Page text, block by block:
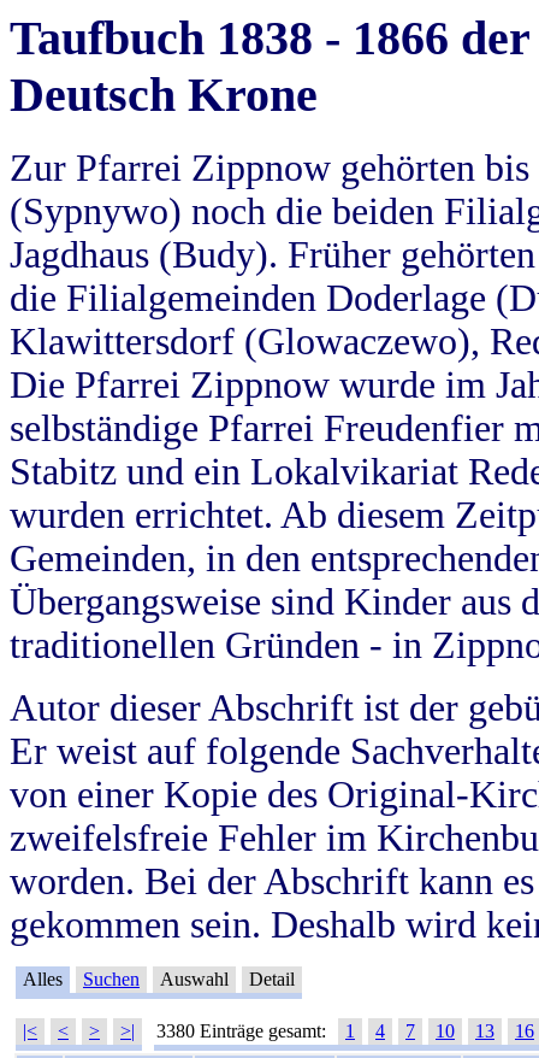
Taufbuch 1838 - 1866
Deutsch Krone
Zur Pfarrei Zippnow gehörten
(Sypnywo) noch die beiden
Jagdhaus (Budy). Früher
die Filialgemeinden Doderlage
Klawittersdorf (Glowaczewo),
Die Pfarrei Zippnow wurde im
selbständige Pfarrei Freudenfier
Stabitz und ein Lokalvikariat
wurden errichtet. Ab diesem
Gemeinden, in den
Übergangsweise sind Kinder aus
traditionellen Gründen - in
Autor dieser Abschrift ist der
Er weist auf folgende
von einer Kopie des Original-
zweifelsfreie Fehler im
worden. Bei der Abschrift kann
gekommen sein. Deshalb wird
Alles Suchen Auswahl Detail
|< < > >| 3380 Einträge gesamt: 1 4 7 10 13
16